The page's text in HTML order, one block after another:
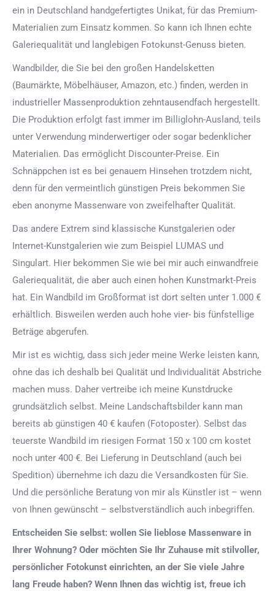
ein in Deutschland handgefertigtes Unikat, für das Premium-
Materialien zum Einsatz kommen. So kann ich Ihnen echte
Galeriequalität und langlebigen Fotokunst-Genuss bieten.
Wandbilder, die Sie bei den großen Handelsketten
(Baumärkte, Möbelhäuser, Amazon, etc.) finden, werden in
industrieller Massenproduktion zehntausendfach hergestellt.
Die Produktion erfolgt fast immer im Billiglohn-Ausland, teils
unter Verwendung minderwertiger oder sogar bedenklicher
Materialien. Das ermöglicht Discounter-Preise. Ein
Schnäppchen ist es bei genauem Hinsehen trotzdem nicht,
denn für den vermeintlich günstigen Preis bekommen Sie
eben anonyme Massenware von zweifelhafter Qualität.
Das andere Extrem sind klassische Kunstgalerien oder
Internet-Kunstgalerien wie zum Beispiel LUMAS und
Singulart. Hier bekommen Sie wie bei mir auch einwandfreie
Galeriequalität, die aber auch einen hohen Kunstmarkt-Preis
hat. Ein Wandbild im Großformat ist dort selten unter 1.000 €
erhältlich. Bisweilen werden auch hohe vier- bis fünfstellige
Beträge abgerufen.
Mir ist es wichtig, dass sich jeder meine Werke leisten kann,
ohne das ich deshalb bei Qualität und Individualität Abstriche
machen muss. Daher vertreibe ich meine Kunstdrucke
grundsätzlich selbst. Meine Landschaftsbilder kann man
bereits ab günstigen 40 € kaufen (Fotoposter). Selbst das
teuerste Wandbild im riesigen Format 150 x 100 cm kostet
noch unter 400 €. Bei Lieferung in Deutschland (auch bei
Spedition) übernehme ich dazu die Versandkosten für Sie.
Und die persönliche Beratung von mir als Künstler ist – wenn
von Ihnen gewünscht – selbstverständlich auch inbegriffen.
Entscheiden Sie selbst: wollen Sie lieblose Massenware in
Ihrer Wohnung? Oder möchten Sie Ihr Zuhause mit stilvoller,
persönlicher Fotokunst einrichten, an der Sie viele Jahre
lang Freude haben? Wenn Ihnen das wichtig ist, freue ich